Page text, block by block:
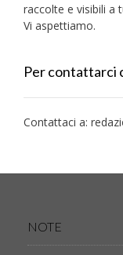
raccolte e visibili a
Vi aspettiamo.
Per contattarci
Contattaci a:
NOTE